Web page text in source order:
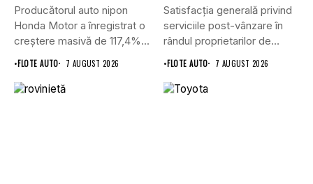
Producătorul auto nipon
Honda Motor a înregistrat o
creștere masivă de 117,4%...
•FLOTE AUTO 7 AUGUST 2026
Satisfacția generală privind
serviciile post-vânzare în
rândul proprietarilor de
•FLOTE AUTO 7 AUGUST 2026